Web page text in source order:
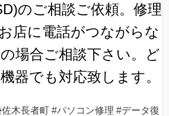
のご相談ご依頼。修理
店に電話がつながらな
場合ご相談下さい。ど
器でも対応致します。
木長者町 #パソコン修理 #データ復